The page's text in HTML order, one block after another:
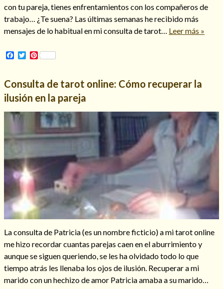
Endulzamiento
Consulta de tarot online
con tu pareja, tienes enfrentamientos con los compañeros de
trabajo… ¿Te suena? Las últimas semanas he recibido más
mensajes de lo habitual en mi consulta de tarot… Leer más »
Facebook
Twitter
Pinterest
Consulta de tarot online: Cómo recuperar la
ilusión en la pareja
La consulta de Patricia (es un nombre ficticio) a mi tarot online
me hizo recordar cuantas parejas caen en el aburrimiento y
aunque se siguen queriendo, se les ha olvidado todo lo que
tiempo atrás les llenaba los ojos de ilusión. Recuperar a mi
marido con un hechizo de amor Patricia amaba a su marido…